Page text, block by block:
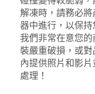
解凍時，請務必
器中進行，以保持
我們非常在意您
裝嚴重破損，或
內提供照片和影
處理！